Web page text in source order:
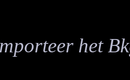
het